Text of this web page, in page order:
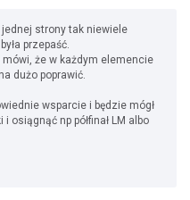
strony tak niewiele
przepaść.
że w każdym elemencie
dużo poprawić.
wsparcie i będzie mógł
osiągnąć np półfinał LM albo